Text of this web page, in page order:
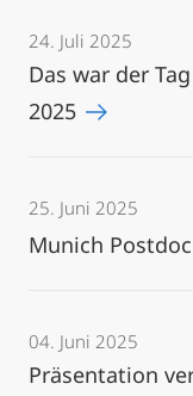
24. Juli 2025
Das war der
2025
25. Juni 2025
Munich
04. Juni 2025
Präsentation